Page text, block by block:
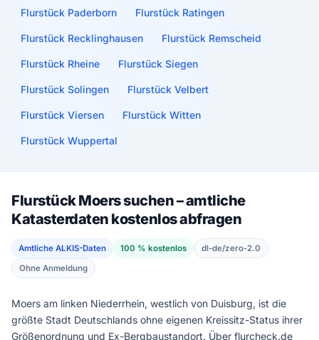
Flurstück Paderborn Flurstück Ratingen
Flurstück Recklinghausen Flurstück Remscheid
Flurstück Rheine Flurstück Siegen
Flurstück Solingen Flurstück Velbert
Flurstück Viersen Flurstück Witten
Flurstück Wuppertal
Flurstück Moers suchen – amtliche
Katasterdaten kostenlos abfragen
Amtliche ALKIS-Daten 100 % kostenlos
dl-de/zero-2.0
Ohne Anmeldung
Moers am linken Niederrhein, westlich von Duisburg, ist die
größte Stadt Deutschlands ohne eigenen Kreissitz-Status ihrer
Größenordnung und Ex-Bergbaustandort. Über flurcheck.de